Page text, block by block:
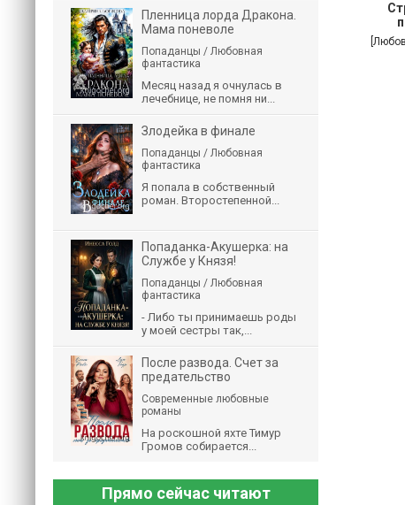
Пленница лорда Дракона.
Мама поневоле
Попаданцы / Любовная
фантастика
Месяц назад я очнулась в
лечебнице, не помня ни...
Злодейка в финале
Попаданцы / Любовная
фантастика
Я попала в собственный
роман. Второстепенной...
Попаданка-Акушерка: на
Службе у Князя!
Попаданцы / Любовная
фантастика
- Либо ты принимаешь роды
у моей сестры так,...
После развода. Счет за
предательство
Современные любовные
романы
На роскошной яхте Тимур
Громов собирается...
Прямо сейчас читают